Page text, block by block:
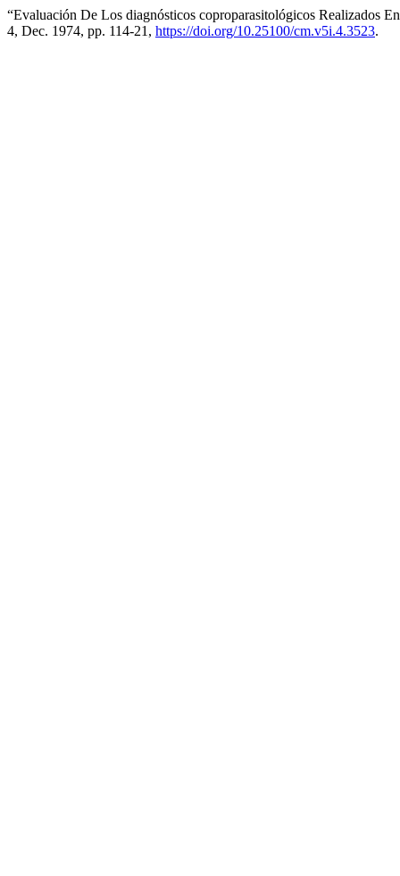
“Evaluación De Los diagnósticos coproparasitológicos Realizados
4, Dec. 1974, pp. 114-21, https://doi.org/10.25100/cm.v5i.4.3523.